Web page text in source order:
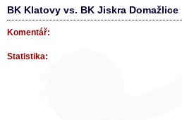
BK Klatovy vs. BK Jiskra Domažlice
Komentář:
Statistika: